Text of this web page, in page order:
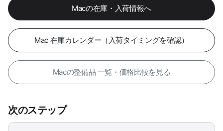
Macの在庫・入荷情報へ
Mac 在庫カレンダー（入荷タイミングを確認）
Macの整備品 一覧・価格比較を見る
次のステップ